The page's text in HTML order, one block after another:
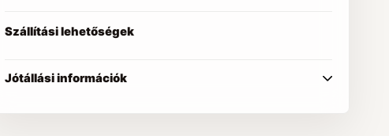
Szállítási lehetőségek
Jótállási információk